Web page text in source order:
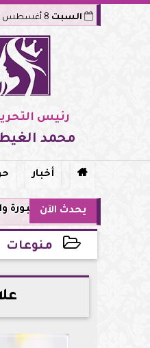
السبت
رئيس
محمد
 أخبار
يحدث الآن تنسيق الجامعات 2026: تعديل الرغبات
منوعات
2026-06-30 20:08:34